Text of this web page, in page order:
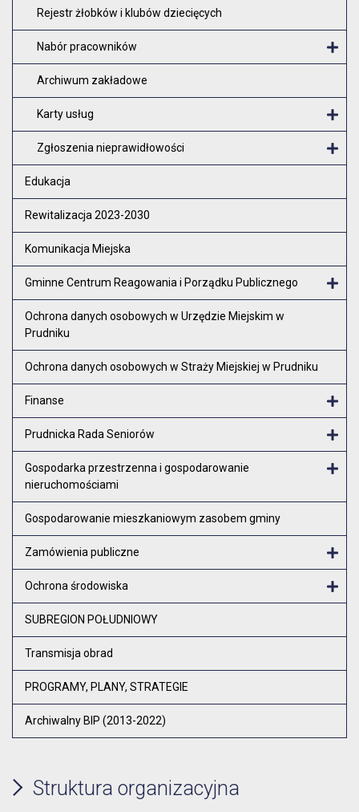
Rejestr żłobków i klubów dziecięcych
Nabór pracowników
Archiwum zakładowe
Karty usług
Zgłoszenia nieprawidłowości
Edukacja
Rewitalizacja 2023-2030
Komunikacja Miejska
Gminne Centrum Reagowania i Porządku Publicznego
Ochrona danych osobowych w Urzędzie Miejskim w
Prudniku
Ochrona danych osobowych w Straży Miejskiej w Prudniku
Finanse
Prudnicka Rada Seniorów
Gospodarka przestrzenna i gospodarowanie
nieruchomościami
Gospodarowanie mieszkaniowym zasobem gminy
Zamówienia publiczne
Ochrona środowiska
SUBREGION POŁUDNIOWY
Transmisja obrad
PROGRAMY, PLANY, STRATEGIE
Archiwalny BIP (2013-2022)
Struktura organizacyjna